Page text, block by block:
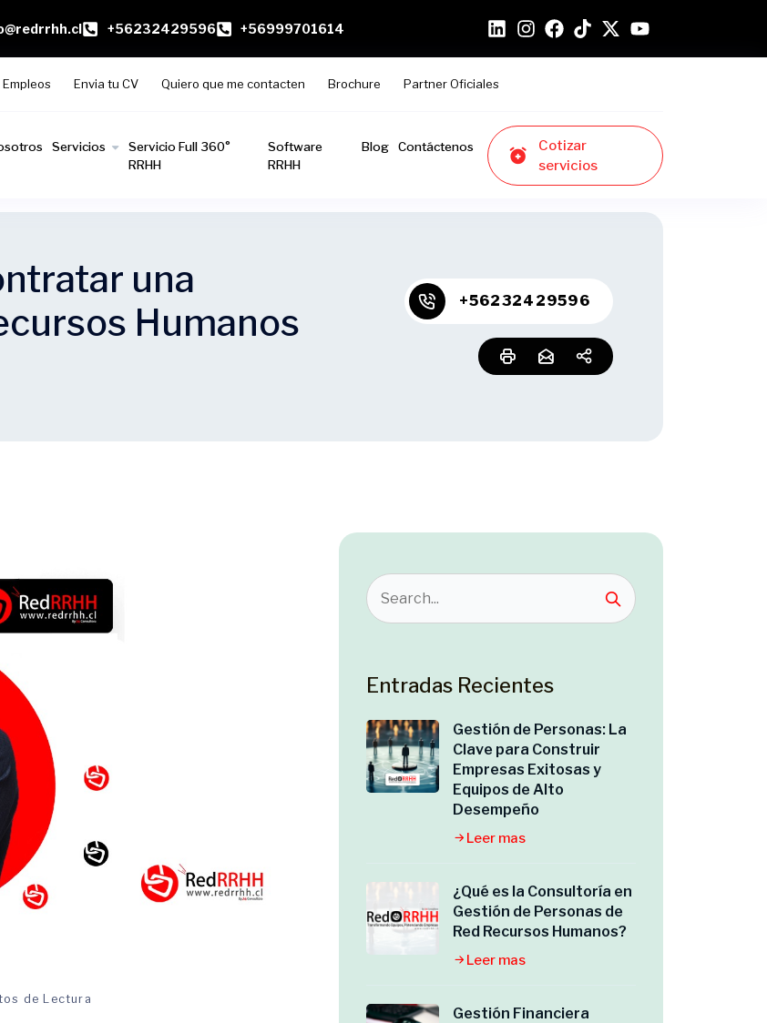
+56232429596 +56999701614
Envia tu CV Quiero que me contacten Brochure Partner Oficiales
Servicios
Servicio Full 360°
RRHH
Software
RRHH
Blog Contáctenos
Cotizar
servicios
una
Humanos
+56232429596
de Lectura
Entradas Recientes
Gestión de Personas: La
Clave para Construir
Empresas Exitosas y
Equipos de Alto
Desempeño
Leer mas
¿Qué es la Consultoría en
Gestión de Personas de
Red Recursos Humanos?
Leer mas
Gestión Financiera